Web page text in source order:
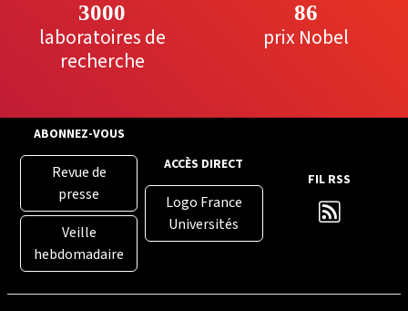
3000
laboratoires de
recherche
86
prix Nobel
ABONNEZ-VOUS
Revue de
presse
Veille
hebdomadaire
ACCÈS DIRECT
Logo France
Universités
FIL RSS